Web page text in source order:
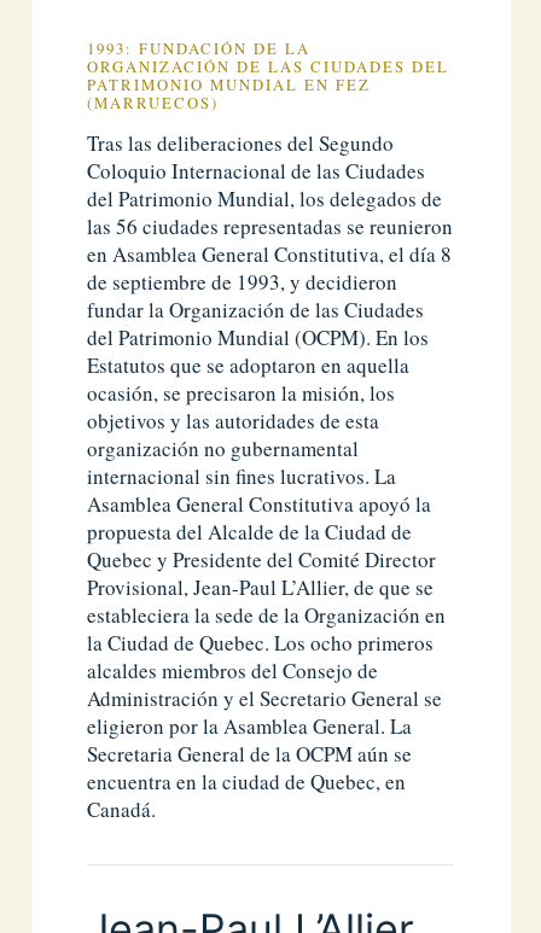
1993: FUNDACIÓN DE LA
ORGANIZACIÓN DE LAS CIUDADES DEL
PATRIMONIO MUNDIAL EN FEZ
(MARRUECOS)
Tras las deliberaciones del Segundo
Coloquio Internacional de las Ciudades
del Patrimonio Mundial, los delegados de
las 56 ciudades representadas se reunieron
en Asamblea General Constitutiva, el día 8
de septiembre de 1993, y decidieron
fundar la Organización de las Ciudades
del Patrimonio Mundial (OCPM). En los
Estatutos que se adoptaron en aquella
ocasión, se precisaron la misión, los
objetivos y las autoridades de esta
organización no gubernamental
internacional sin fines lucrativos. La
Asamblea General Constitutiva apoyó la
propuesta del Alcalde de la Ciudad de
Quebec y Presidente del Comité Director
Provisional, Jean-Paul L’Allier, de que se
estableciera la sede de la Organización en
la Ciudad de Quebec. Los ocho primeros
alcaldes miembros del Consejo de
Administración y el Secretario General se
eligieron por la Asamblea General. La
Secretaria General de la OCPM aún se
encuentra en la ciudad de Quebec, en
Canadá.